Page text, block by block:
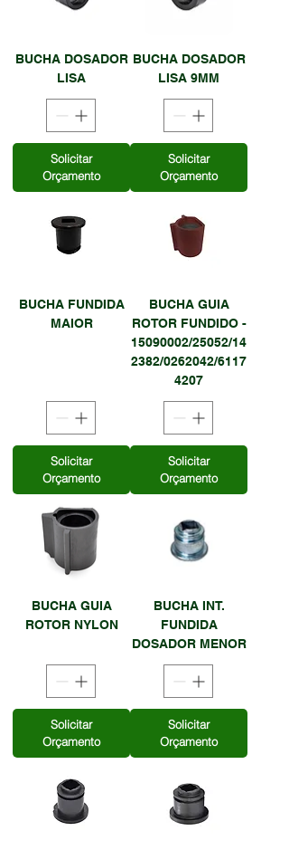
BUCHA DOSADOR
LISA
Solicitar
Orçamento
BUCHA DOSADOR
LISA 9MM
Solicitar
Orçamento
BUCHA FUNDIDA
MAIOR
Solicitar
Orçamento
BUCHA GUIA
ROTOR FUNDIDO -
15090002/25052/14
2382/0262042/6117
4207
Solicitar
Orçamento
BUCHA GUIA
ROTOR NYLON
Solicitar
Orçamento
BUCHA INT.
FUNDIDA
DOSADOR MENOR
Solicitar
Orçamento